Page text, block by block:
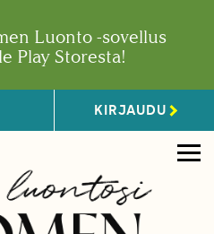
Luonto -sovellus
Play Storesta!
KIRJAUDU